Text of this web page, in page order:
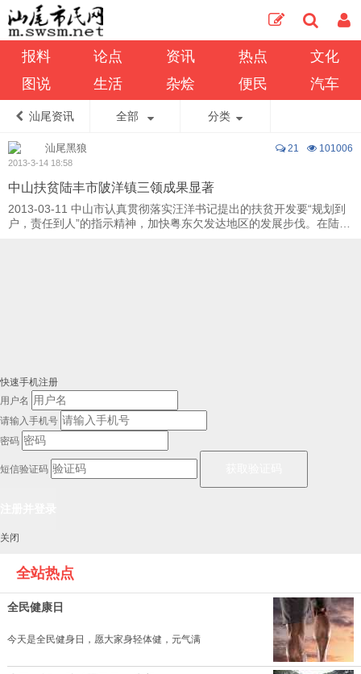
报料 论点 资讯 热点
文化
图说
生活 杂烩 便民 汽车
汕尾资讯 全部 分类
21 101006
汕尾黑狼
2013-3-14 18:58
中山扶贫陆丰市陂洋镇三领成果显著
2013-03-11 中山市认真贯彻落实汪洋书记提出的扶贫开发要“规划到
户，责任到人”的指示精神，加快粤东欠发达地区的发展步伐。在陆丰
快速手机注册
用户名
请输入手机号
密码
短信验证码
关闭
全站热点
全民健康日
今天是全民健身日，愿大家身轻体健，元气满